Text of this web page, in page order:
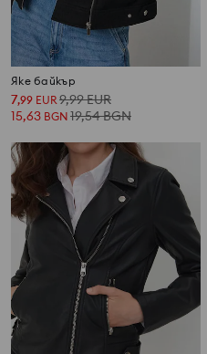
Яке байкър
7,99 EUR 9,99EUR
15,63 BGN 19,54BGN